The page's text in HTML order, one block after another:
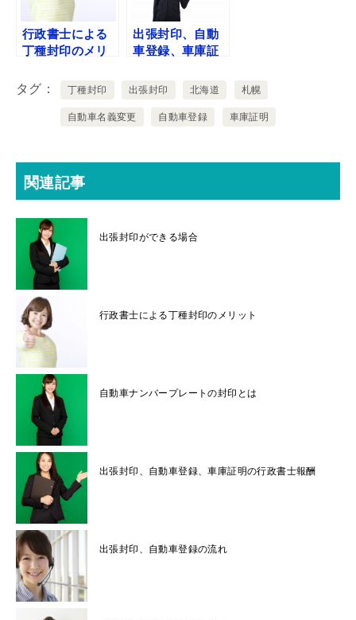
行政書士による
丁種封印のメリ
出張封印、自動
車登録、車庫証
み
タグ 丁種封印 出張封印 北海道 札幌
自動車名義変更 自動車登録 車庫証明
関連記事
出張封印ができる場合
行政書士による丁種封印のメリット
自動車ナンバープレートの封印とは
出張封印、自動車登録、車庫証明の行政書士報酬
出張封印、自動車登録の流れ